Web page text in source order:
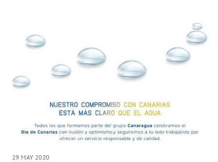
29 MAY 2020